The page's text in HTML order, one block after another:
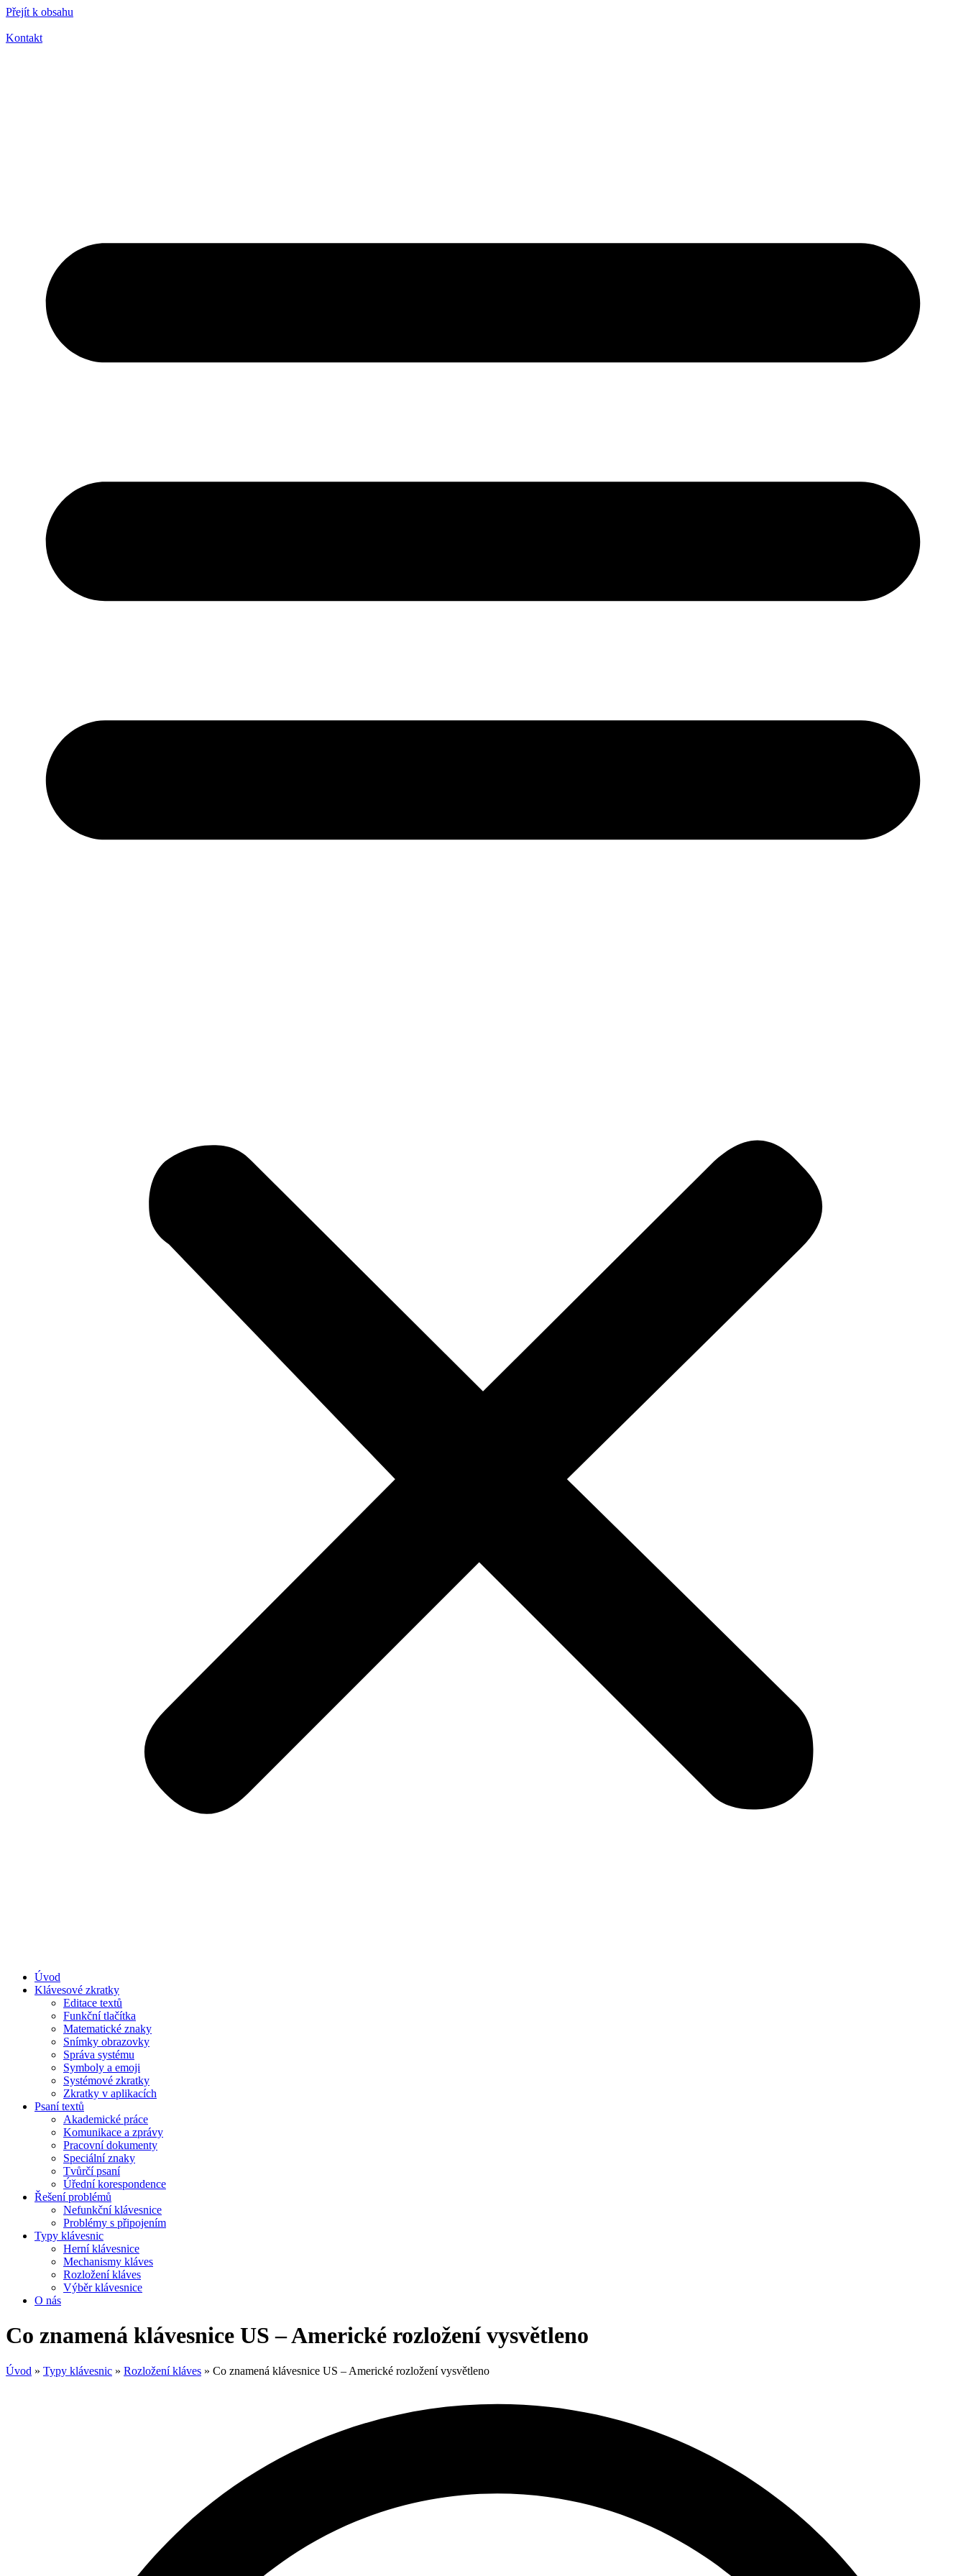
Přejít k obsahu
Kontakt
Úvod
Klávesové zkratky
Editace textů
Funkční tlačítka
Matematické znaky
Snímky obrazovky
Správa systému
Symboly a emoji
Systémové zkratky
Zkratky v aplikacích
Psaní textů
Akademické práce
Komunikace a zprávy
Pracovní dokumenty
Speciální znaky
Tvůrčí psaní
Úřední korespondence
Řešení problémů
Nefunkční klávesnice
Problémy s připojením
Typy klávesnic
Herní klávesnice
Mechanismy kláves
Rozložení kláves
Výběr klávesnice
O nás
Co znamená klávesnice US – Americké rozložení vysvětleno
Úvod » Typy klávesnic » Rozložení kláves » Co znamená klávesnice US – Americké rozložení vysvětleno